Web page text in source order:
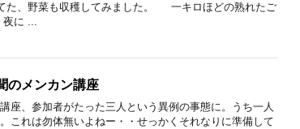
、野菜も収穫してみました。 一キロほどの熟れたご
夜に ...
のメンカン講座
座、参加者がたった三人という異例の事態に。うち一人
これは勿体無いよねー・・せっかくそれなりに準備して